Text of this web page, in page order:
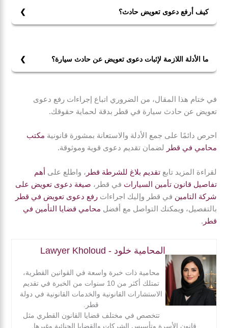
كيف أرفع دعوى تعويض حادث؟
مكان الحادث، وفواتير نفقات العلاج.
المطلوبة.
4- تأكد من الالتزام بالمواعيد القانونية المحددة لتجنب
ما الأدلة اللازمة لإثبات دعوى تعويض عن حادث سيارة؟
وفواتير العلاج. يُفضل كذلك تقديم التقارير الطبية التي تثبت
الإصابات، وأي مستندات تثبت خسائر مالية تكبدتها نتيجة
في ختام هذا المقال، من الضروري اتباع إجراءات رفع دعوى
تعويض عن حادث سيارة في قطر بدقة لحماية حقوقك.
احرص دائمًا على جمع الأدلة والاستعانة بمشورة قانونية مكتب
محامي في قطر
لضمان تقديم دعوى قوية وموثوقة.
لقراءة المزيد تابعتقديم بلاغ للشرطة قطر ، واطلع على
أهم
تفاصيل قانون تأمين السيارات في قطر، صيغة دعوى تعويض على
شركة التامين في قطر وإليك اجراءاترفع دعوى تعويض في قطر
بالتفصيل، ويمكنك التواصل مع أفضل محامي قضايا التأمين في
قطر .
المحامية خلود - Lawyer Kholoud
محامية ذات خبرة واسعة في القوانين القطرية،
تمتلك أكثر من 10 سنوات من الخبرة في تقديم
الاستشارات القانونية والخدمات القانونية في دولة
قطر.
تتخصص في مختلف قضايا القانون القطري مثل
قانون الأسرة وتأسيس الشركات والقضايا الجنائية وغيرها.